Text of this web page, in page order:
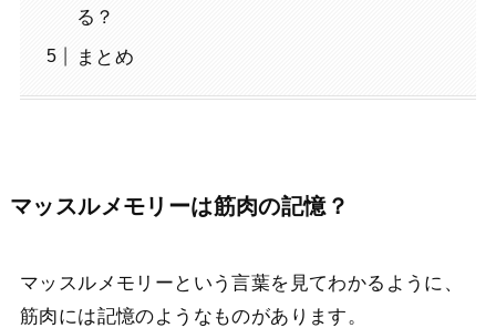
る？
まとめ
マッスルメモリーは筋肉の記憶？
マッスルメモリーという言葉を見てわかるように、
筋肉には記憶のようなものがあります。